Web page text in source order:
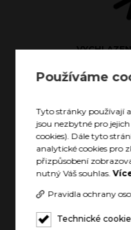
Používáme
Tyto stránky používají
jsou nezbytné pro
cookies). Dále tyto
analytické cookies pro
přizpůsobení
nutný Váš souhlas.
Pravidla ochrany
Technické
TEPLÝ